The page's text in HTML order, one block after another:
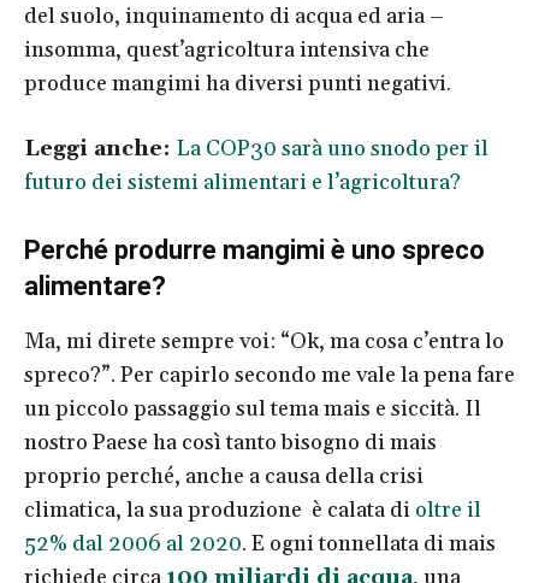
del suolo, inquinamento di acqua ed aria –
insomma, quest’agricoltura intensiva che
produce mangimi ha diversi punti negativi.
Leggi anche: La COP30 sarà uno snodo per il
futuro dei sistemi alimentari e l’agricoltura?
Perché produrre mangimi è uno spreco
alimentare?
Ma, mi direte sempre voi: “Ok, ma cosa c’entra lo
spreco?”. Per capirlo secondo me vale la pena fare
un piccolo passaggio sul tema mais e siccità. Il
nostro Paese ha così tanto bisogno di mais
proprio perché, anche a causa della crisi
climatica, la sua produzione è calata di oltre il
52% dal 2006 al 2020. E ogni tonnellata di mais
richiede circa 100 miliardi di acqua, una